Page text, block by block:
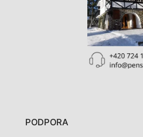
PODPORA